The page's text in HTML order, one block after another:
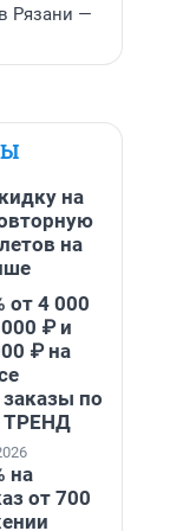
Рязани —
на
на
от 4 000
₽ и
₽ на
по
ТРЕНД
на
от 700